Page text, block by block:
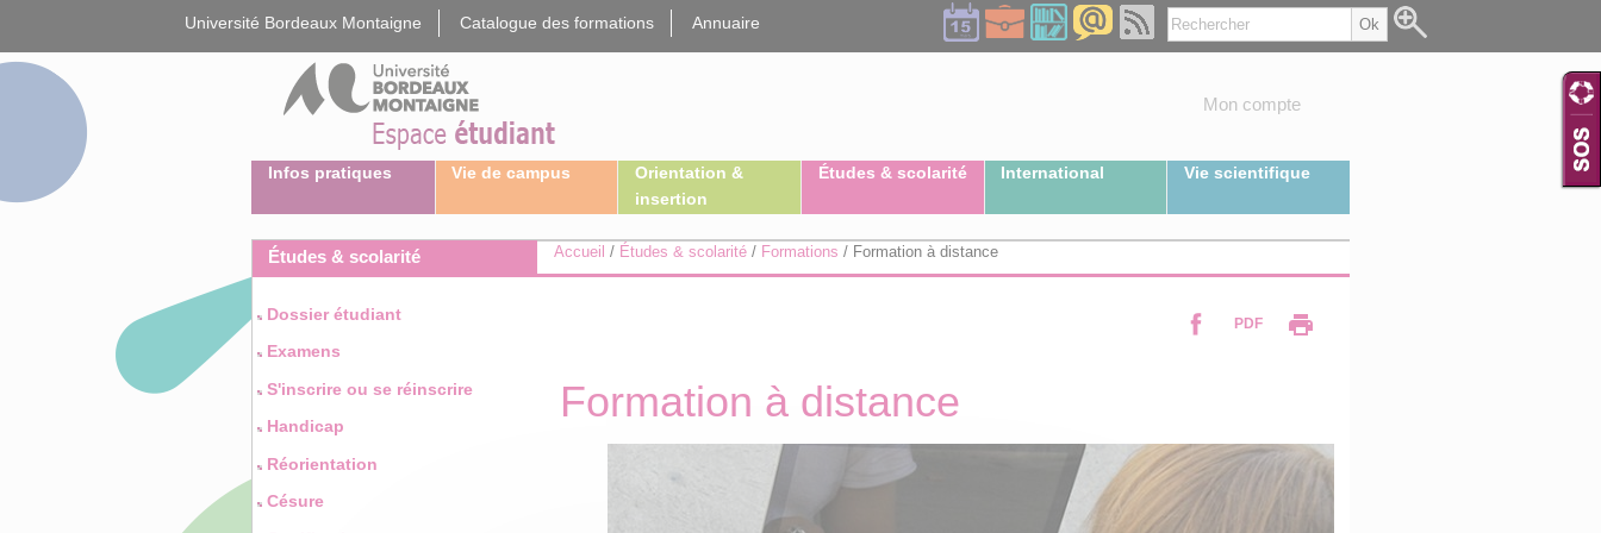
Université Bordeaux Montaigne Catalogue des formations Annuaire
Mon compte
Infos pratiques Vie de campus
Orientation &
insertion
Études & scolarité International Vie scientifique
Études & scolarité
Dossier étudiant
Examens
S'inscrire ou se réinscrire
Handicap
Réorientation
Césure
Accueil / Études & scolarité/ Formations / Formation à distance
PDF
Formation à distance